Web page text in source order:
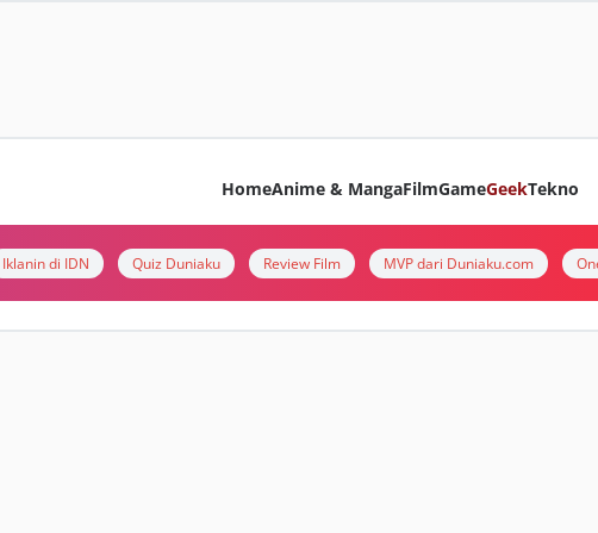
HomeAnime & MangaFilmGameGeekTekno
Iklanin di IDN Quiz Duniaku Review Film MVP dari Duniaku.com